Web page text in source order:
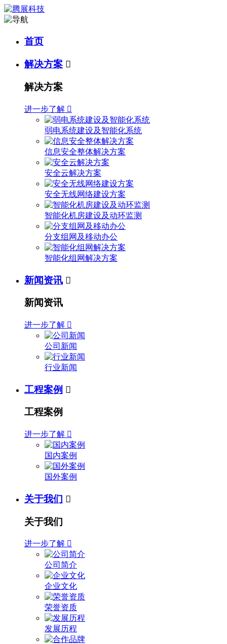
首页
解决方案 
解决方案
进一步了解 
弱电系统建设及智能化系统
信息安全整体解决方案
安全云解决方案
安全无线网络建设方案
智能化机房建设及动环监测
分支组网及移动办公
智能化组网解决方案
新闻资讯 
新闻资讯
进一步了解 
公司新闻
行业新闻
工程案例 
工程案例
进一步了解 
国内案例
国外案例
关于我们 
关于我们
进一步了解 
公司简介
企业文化
荣誉资质
发展历程